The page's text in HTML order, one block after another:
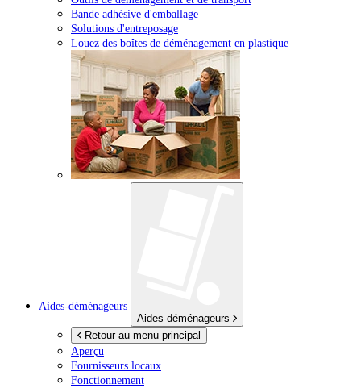
Bande adhésive d'emballage
Solutions d'entreposage
Louez des boîtes de déménagement en plastique
Aides-déménageurs
Aides-déménageurs
Retour au menu principal
Aperçu
Fournisseurs locaux
Fonctionnement